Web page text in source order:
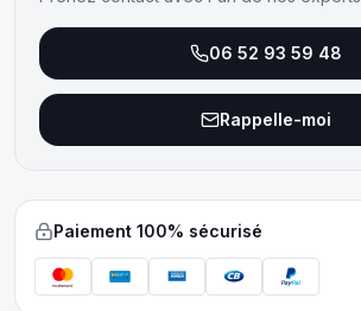
06 52 93 59 48
Rappelle-moi
Paiement 100% sécurisé